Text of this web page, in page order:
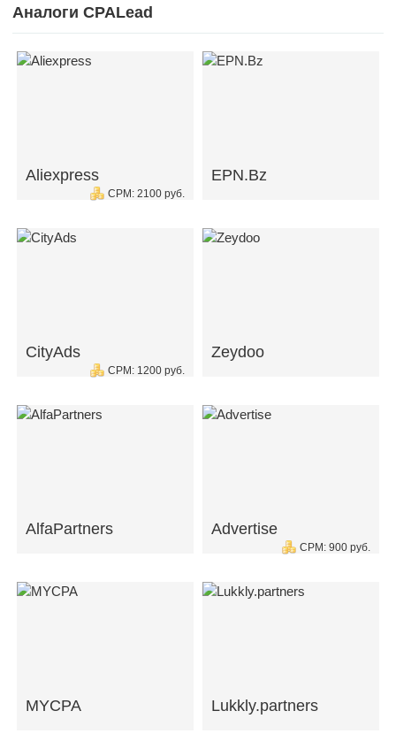
Аналоги CPALead
Aliexpress
CPM: 2100 руб.
EPN.Bz
CityAds
CPM: 1200 руб.
Zeydoo
AlfaPartners Advertise
CPM: 900 руб.
MYCPA Lukkly.partners